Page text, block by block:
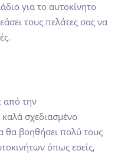
για το αυτοκίνητο
τους πελάτες σας να
από την
καλά σχεδιασμένο
θα βοηθήσει πολύ τους
όπως εσείς,